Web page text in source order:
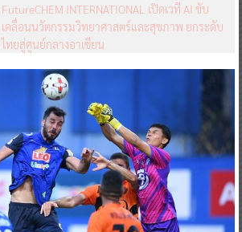
FutureCHEM INTERNATIONAL เปิดเวที AI ขับ
เคลื่อนนวัตกรรมวิทยาศาสตร์และสุขภาพ ยกระดับ
ไทยสู่ศูนย์กลางอาเซียน